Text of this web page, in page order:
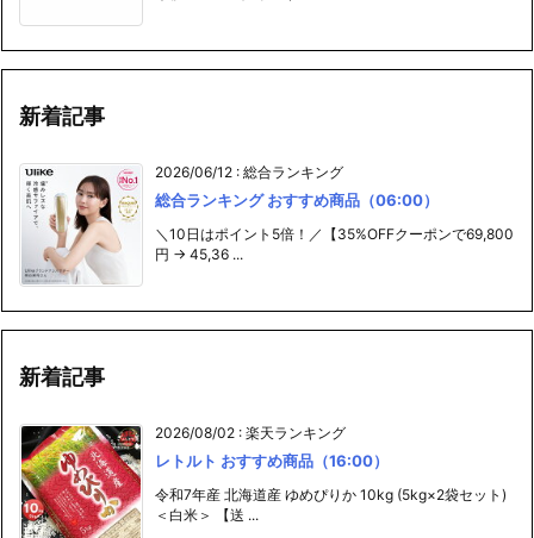
新着記事
2026/06/12 : 総合ランキング
総合ランキング おすすめ商品（06:00）
＼10日はポイント5倍！／【35%OFFクーポンで69,800
円 → 45,36 ...
新着記事
2026/08/02 : 楽天ランキング
レトルト おすすめ商品（16:00）
令和7年産 北海道産 ゆめぴりか 10kg (5kg×2袋セット)
＜白米＞ 【送 ...